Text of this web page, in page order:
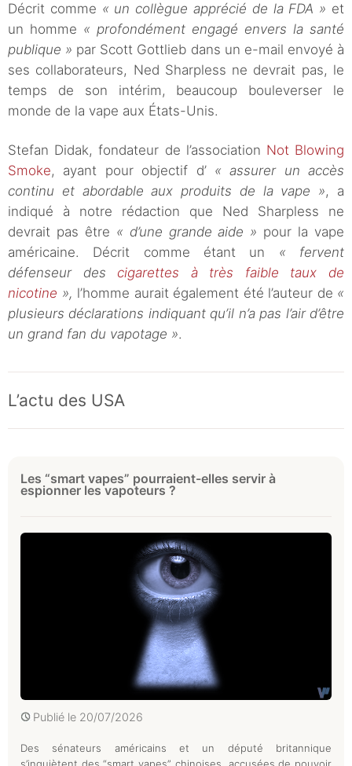
Décrit comme « un collègue apprécié de la FDA » et
un homme « profondément engagé envers la santé
publique » par Scott Gottlieb dans un e-mail envoyé à
ses collaborateurs, Ned Sharpless ne devrait pas, le
temps de son intérim, beaucoup bouleverser le
monde de la vape aux États-Unis.
Stefan Didak, fondateur de l’association Not Blowing
Smoke, ayant pour objectif d’ « assurer un accès
continu et abordable aux produits de la vape », a
indiqué à notre rédaction que Ned Sharpless ne
devrait pas être « d’une grande aide » pour la vape
américaine. Décrit comme étant un « fervent
défenseur des cigarettes à très faible taux de
nicotine », l’homme aurait également été l’auteur de «
plusieurs déclarations indiquant qu’il n’a pas l’air d’être
un grand fan du vapotage ».
L’actu des USA
Les “smart vapes” pourraient-elles servir à
espionner les vapoteurs ?
Publié le 20/07/2026
Des sénateurs américains et un député britannique